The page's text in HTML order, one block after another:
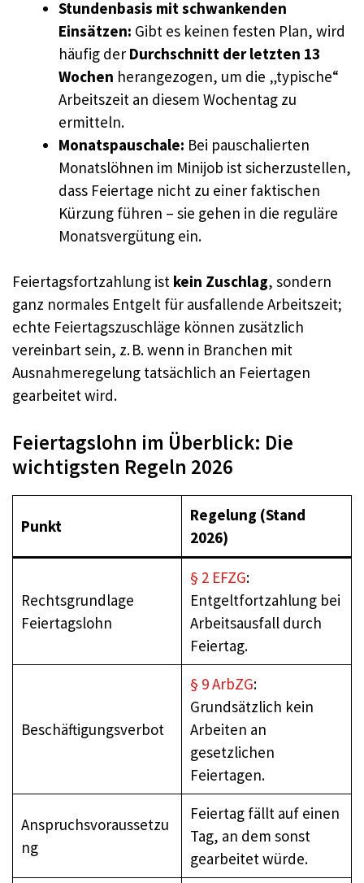
Stundenbasis mit schwankenden
Einsätzen: Gibt es keinen festen Plan, wird
häufig der Durchschnitt der letzten 13
Wochen herangezogen, um die „typische“
Arbeitszeit an diesem Wochentag zu
ermitteln.
Monatspauschale: Bei pauschalierten
Monatslöhnen im Minijob ist sicherzustellen,
dass Feiertage nicht zu einer faktischen
Kürzung führen – sie gehen in die reguläre
Monatsvergütung ein.
Feiertagsfortzahlung ist kein Zuschlag, sondern
ganz normales Entgelt für ausfallende Arbeitszeit;
echte Feiertagszuschläge können zusätzlich
vereinbart sein, z. B. wenn in Branchen mit
Ausnahmeregelung tatsächlich an Feiertagen
gearbeitet wird.
Feiertagslohn im Überblick: Die
wichtigsten Regeln 2026
Punkt
Regelung (Stand
2026)
Rechtsgrundlage
Feiertagslohn
§ 2 EFZG:
Entgeltfortzahlung bei
Arbeitsausfall durch
Feiertag.
Beschäftigungsverbot
§ 9 ArbZG:
Grundsätzlich kein
Arbeiten an
gesetzlichen
Feiertagen.
Anspruchsvoraussetzu
ng
Feiertag fällt auf einen
Tag, an dem sonst
gearbeitet würde.